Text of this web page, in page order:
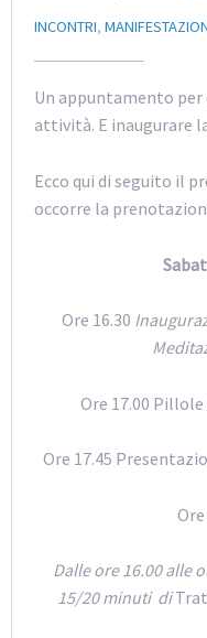
INCONTRI,
Un appuntamento per
attività. E inaugurare
Ecco qui di seguito il
occorre la
Ore 16.30
Ore 17.00 Pillole
Ore 17.45
Ore
Dalle ore 16.00 alle
15/20 minuti di